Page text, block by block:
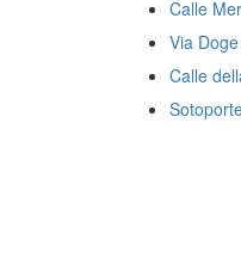
Calle
Via
Calle